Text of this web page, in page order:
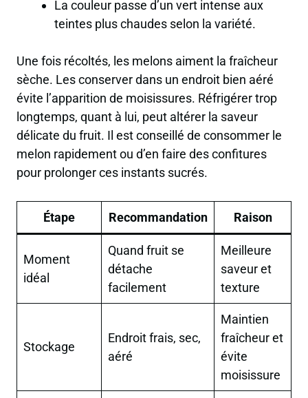
La couleur passe d’un vert intense aux
teintes plus chaudes selon la variété.
Une fois récoltés, les melons aiment la fraîcheur
sèche. Les conserver dans un endroit bien aéré
évite l’apparition de moisissures. Réfrigérer trop
longtemps, quant à lui, peut altérer la saveur
délicate du fruit. Il est conseillé de consommer le
melon rapidement ou d’en faire des confitures
pour prolonger ces instants sucrés.
Étape Recommandation Raison
Moment
idéal
Quand fruit se
détache
facilement
Meilleure
saveur et
texture
Stockage
Endroit frais, sec,
aéré
Maintien
fraîcheur et
évite
moisissure